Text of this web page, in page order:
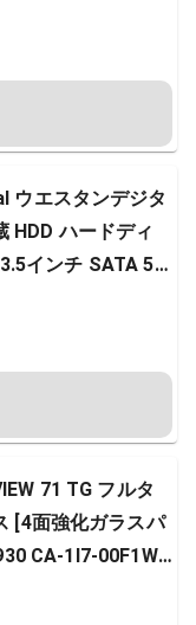
正規代理店品 ST
ウエスタンデジタ
HDD ハードディ
インチ SATA 54
256MB PC メー
EC 【国
71 TG フルタ
[4面強化ガラスパ
CA-1I7-00F1WN